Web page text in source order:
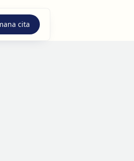
cita